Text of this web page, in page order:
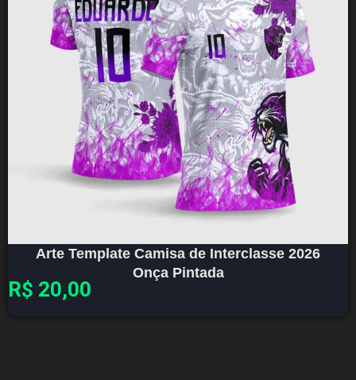
Arte Template Camisa de Interclasse 2026
Onça Pintada
R$ 20,00